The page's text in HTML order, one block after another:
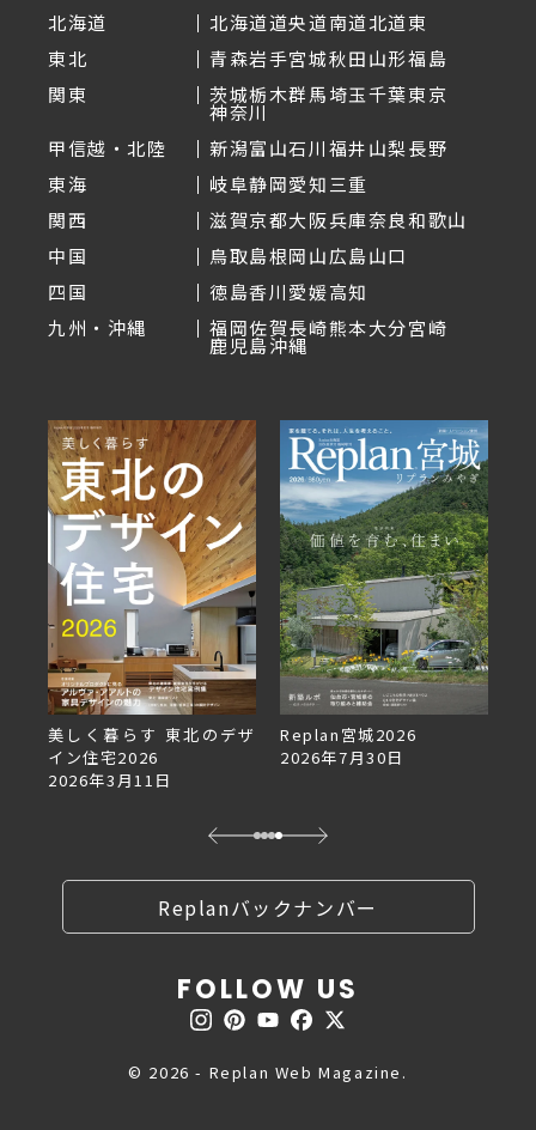
北海道 北海道道央道南道北道東
東北
青森岩手宮城秋田山形福島
関東
茨城栃木群馬埼玉千葉東京
神奈川
甲信越・北陸
新潟富山石川福井山梨長野
東海
岐阜静岡愛知三重
関西
滋賀京都大阪兵庫奈良和歌山
中国
鳥取島根岡山広島山口
四国
徳島香川愛媛高知
九州・沖縄
福岡佐賀長崎熊本大分宮崎
鹿児島沖縄
美しく暮らす 東北のデザ
イン住宅2026
2026年3月11日
Replan宮城2026
2026年7月30日
Replanバックナンバー
FOLLOW US
© 2026 - Replan Web Magazine.